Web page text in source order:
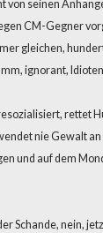
von seinen
CM-Gegner
gleichen,
ignorant,
rettet
nie Gewalt
und auf dem
Schande, nein,